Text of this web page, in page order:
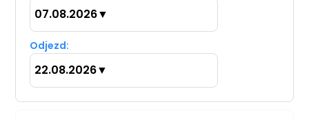
07.08.2026▼
Odjezd:
22.08.2026▼